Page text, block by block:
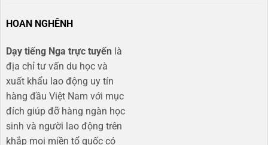
HOAN NGHÊNH
Dạy tiếng Nga trực tuyến là
địa chỉ tư vấn du học và
xuất khẩu lao động uy tín
hàng đầu Việt Nam với mục
đích giúp đỡ hàng ngàn học
sinh và người lao động trên
khắp mọi miền tổ quốc có